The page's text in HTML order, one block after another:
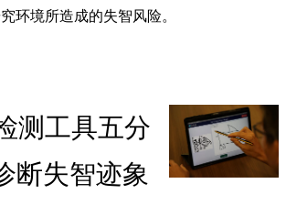
环境所造成的失智风险。
测工具五分
断失智迹象